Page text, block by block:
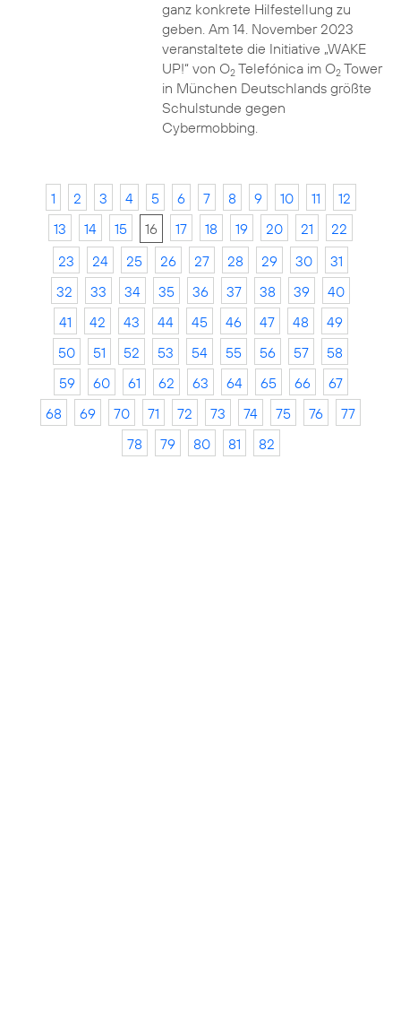
ganz konkrete Hilfestellung zu
geben. Am 14. November 2023
veranstaltete die Initiative „WAKE
UP!“ von O2Telefónica im O2Tower
in München Deutschlands größte
Schulstunde gegen
Cybermobbing.
1 2 3 4 5 6 7 8 9 10 11
12
13
14 15 16 17 18 19 20 21
22
23
24 25 26 27 28 29 30
31
32
33 34 35 36 37 38 39
40
41
42 43 44 45 46 47 48
49
50
51 52 53 54 55 56 57
58
59
60 61 62 63 64 65 66
67
68
69 70 71 72 73 74 75 76
77
78
79 80 81 82